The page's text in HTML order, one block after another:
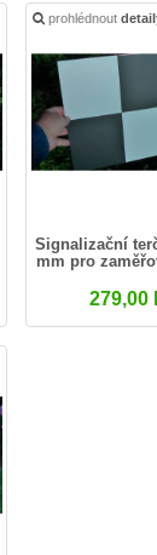
prohlédnout
Signalizační
mm pro
279,00